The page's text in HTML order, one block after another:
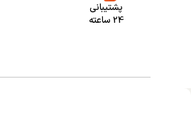
پشتیبانی
24 ساعته